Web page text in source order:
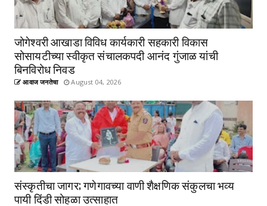
जोगेश्वरी आखाडा विविध कार्यकारी सहकारी विकास
सोसायटीच्या स्वीकृत संचालकपदी आनंद गुंजाळ यांची
बिनविरोध निवड
आवाज जनतेचा August 04, 2026
संस्कृतीचा जागर; गणेगावच्या वाणी शैक्षणिक संकुलचा भव्य
पायी दिंडी सोहळा उत्साहात